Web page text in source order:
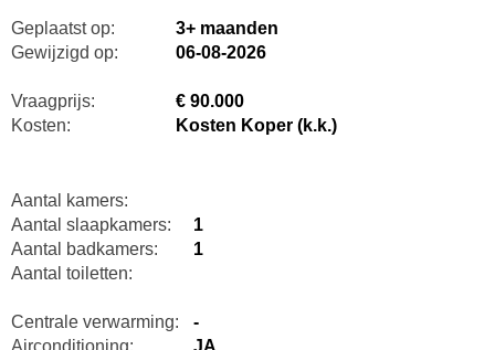
Geplaatst op:
3+ maanden
Gewijzigd op:
06-08-2026
Vraagprijs:
€ 90.000
Kosten:
Kosten Koper (k.k.)
Aantal kamers:
Aantal slaapkamers:
1
Aantal badkamers:
1
Aantal toiletten:
Centrale verwarming:
-
Airconditioning:
JA